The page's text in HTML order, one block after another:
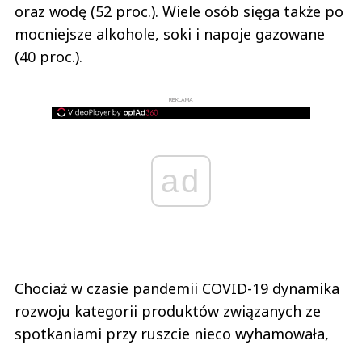
oraz wodę (52 proc.). Wiele osób sięga także po
mocniejsze alkohole, soki i napoje gazowane
(40 proc.).
REKLAMA
ad
Chociaż w czasie pandemii COVID-19 dynamika
rozwoju kategorii produktów związanych ze
spotkaniami przy ruszcie nieco wyhamowała,